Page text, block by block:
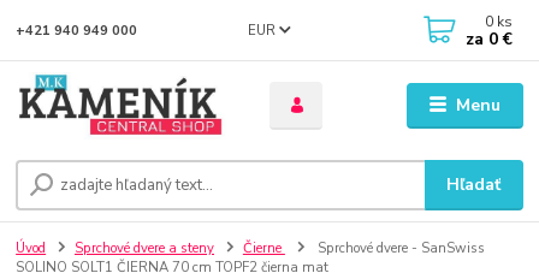
Menu
EUR
Hľadať
+421 940 949 000 0 ks
za 0 €
Úvod Sprchové dvere a steny Čierne
Sprchové dvere - SanSwiss
SOLINO SOLT1 ČIERNA 70 cm TOPF2 čierna mat